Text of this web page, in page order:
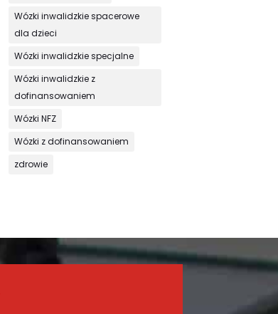
Wózki inwalidzkie spacerowe
dla dzieci
Wózki inwalidzkie specjalne
Wózki inwalidzkie z
dofinansowaniem
Wózki NFZ
Wózki z dofinansowaniem
zdrowie